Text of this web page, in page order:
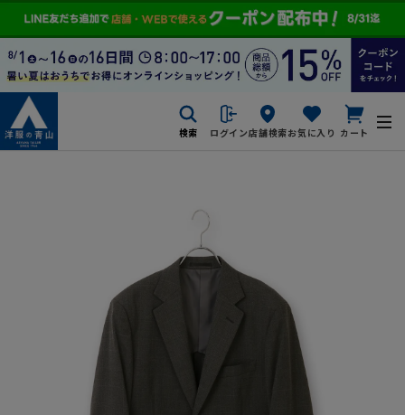
検索 ログイン店舗検索お気に入り カート